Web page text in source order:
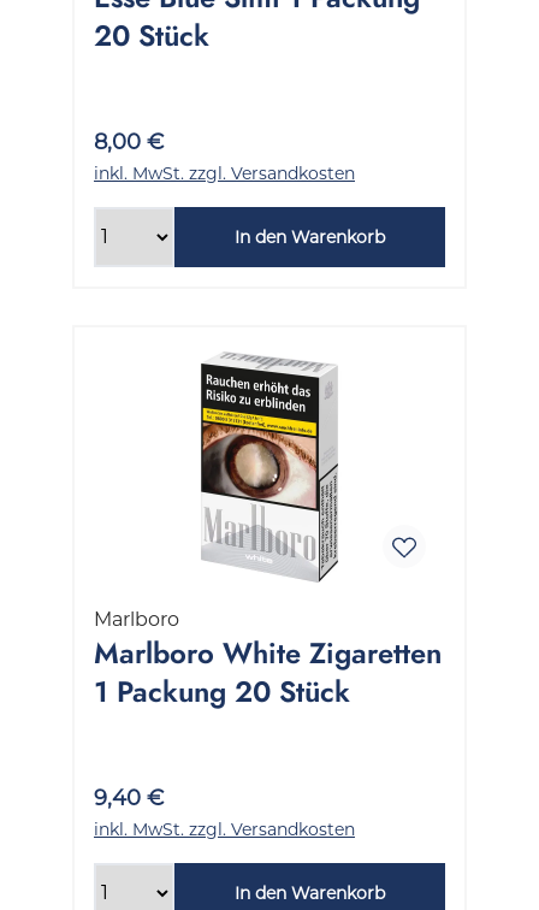
20 Stück
8,00 €
inkl. MwSt. zzgl. Versandkosten
In den Warenkorb
Marlboro
Marlboro White Zigaretten
1 Packung 20 Stück
9,40 €
inkl. MwSt. zzgl. Versandkosten
In den Warenkorb